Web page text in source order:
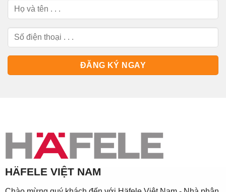
HÄFELE VIỆT NAM